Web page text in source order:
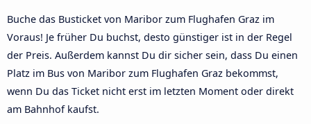
Buche das Busticket von Maribor zum Flughafen Graz im
Voraus! Je früher Du buchst, desto günstiger ist in der Regel
der Preis. Außerdem kannst Du dir sicher sein, dass Du einen
Platz im Bus von Maribor zum Flughafen Graz bekommst,
wenn Du das Ticket nicht erst im letzten Moment oder direkt
am Bahnhof kaufst.